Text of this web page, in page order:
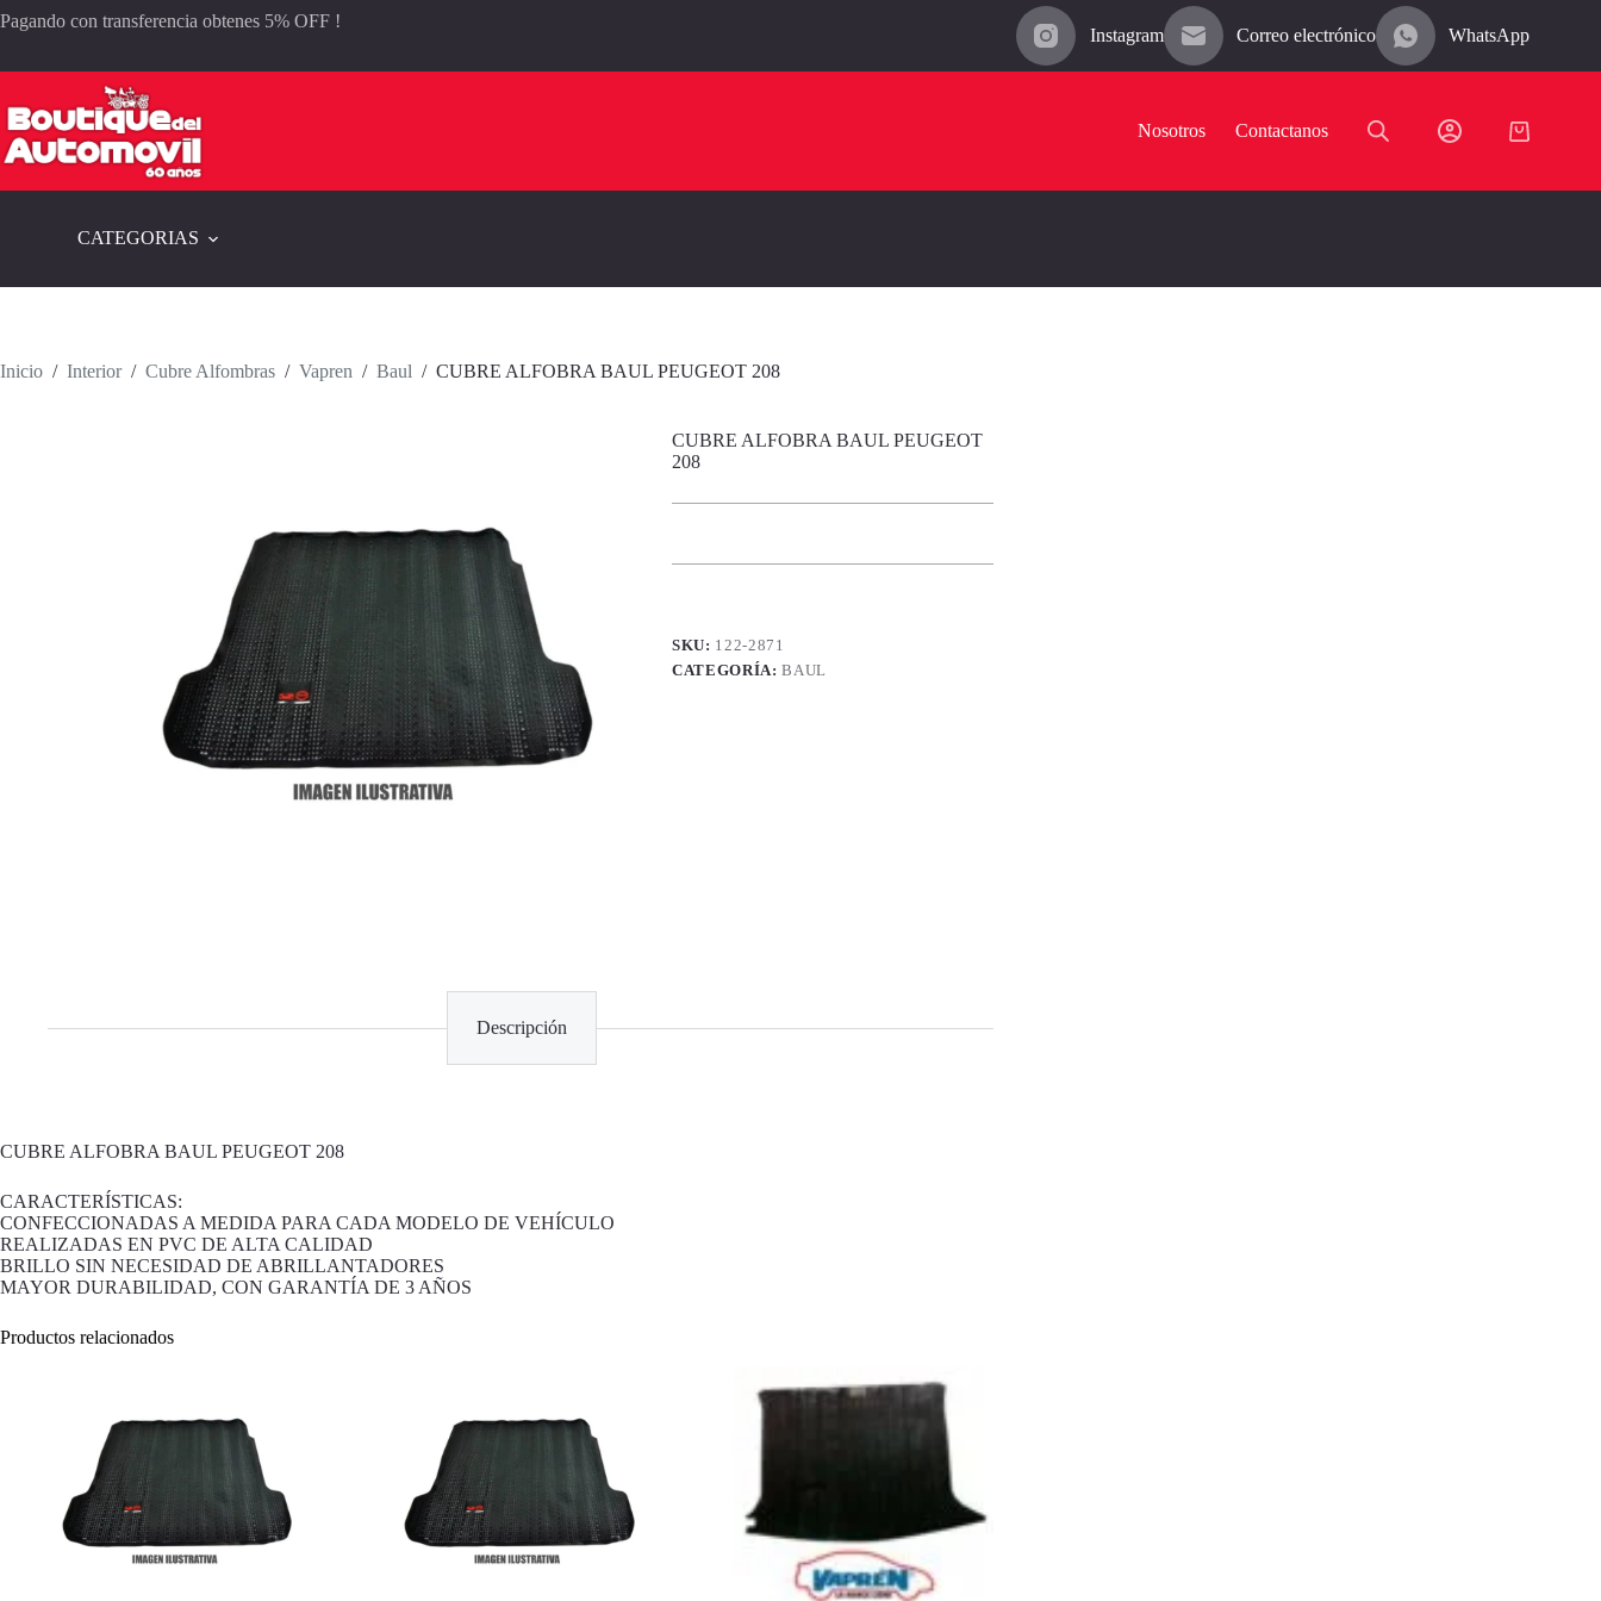
al
Pagando con transferencia obtenes 5% OFF !
Instagram Correo electrónico WhatsApp
Nosotros Contactanos
Carro
CATEGORIAS
Inicio / Interior / Cubre Alfombras / Vapren / Baul / CUBRE ALFOBRA BAUL PEUGEOT 208
CUBRE ALFOBRA BAUL PEUGEOT
208
SKU: 122-2871
CATEGORÍA:BAUL
Descripción
CUBRE ALFOBRA BAUL PEUGEOT 208
CARACTERÍSTICAS:
CONFECCIONADAS A MEDIDA PARA CADA MODELO DE VEHÍCULO
REALIZADAS EN PVC DE ALTA CALIDAD
BRILLO SIN NECESIDAD DE ABRILLANTADORES
MAYOR DURABILIDAD, CON GARANTÍA DE 3 AÑOS
Productos relacionados